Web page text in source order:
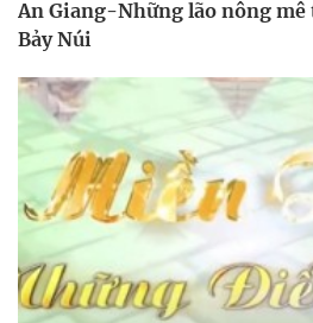
An Giang-Những lão nông
Bảy Núi